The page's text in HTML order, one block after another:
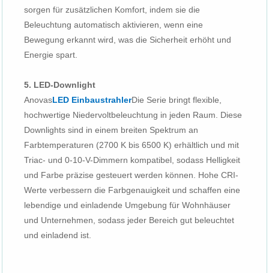
sorgen für zusätzlichen Komfort, indem sie die
Beleuchtung automatisch aktivieren, wenn eine
Bewegung erkannt wird, was die Sicherheit erhöht und
Energie spart.
5. LED-Downlight
AnovasLED EinbaustrahlerDie Serie bringt flexible,
hochwertige Niedervoltbeleuchtung in jeden Raum. Diese
Downlights sind in einem breiten Spektrum an
Farbtemperaturen (2700 K bis 6500 K) erhältlich und mit
Triac- und 0-10-V-Dimmern kompatibel, sodass Helligkeit
und Farbe präzise gesteuert werden können. Hohe CRI-
Werte verbessern die Farbgenauigkeit und schaffen eine
lebendige und einladende Umgebung für Wohnhäuser
und Unternehmen, sodass jeder Bereich gut beleuchtet
und einladend ist.